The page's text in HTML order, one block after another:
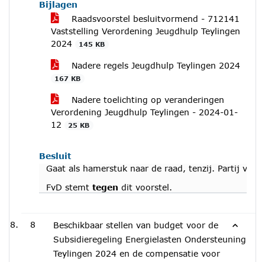
Bijlagen
Raadsvoorstel besluitvormend - 712141
Vaststelling Verordening Jeugdhulp Teylingen
2024
145 KB
Nadere regels Jeugdhulp Teylingen 2024
167 KB
Nadere toelichting op veranderingen
Verordening Jeugdhulp Teylingen - 2024-01-
12
25 KB
Besluit
Gaat als hamerstuk naar de raad, tenzij. Partij
FvD stemt tegen dit voorstel.
8
Beschikbaar stellen van budget voor de
Subsidieregeling Energielasten Ondersteuning
Teylingen 2024 en de compensatie voor